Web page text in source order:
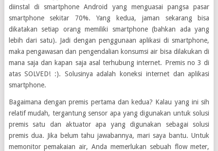
diinstal di smartphone Android yang menguasai pangsa pasar
smartphone sekitar 70%. Yang kedua, jaman sekarang bisa
dikatakan setiap orang memiliki smartphone (bahkan ada yang
lebih dari satu). Jadi dengan penggunaan aplikasi di smartphone,
maka pengawasan dan pengendalian konsumsi air bisa dilakukan di
mana saja dan kapan saja asal terhubung internet. Premis no 3 di
atas SOLVED! :). Solusinya adalah koneksi internet dan aplikasi
smartphone.
Bagaimana dengan premis pertama dan kedua? Kalau yang ini sih
relatif mudah, tergantung sensor apa yang digunakan untuk solusi
premis satu dan aktuator apa yang digunakan sebagai solusi
premis dua. Jika belum tahu jawabannya, mari saya bantu. Untuk
memonitor pemakaian air, Anda memerlukan sebuah flow meter,